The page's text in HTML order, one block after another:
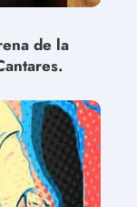
de la